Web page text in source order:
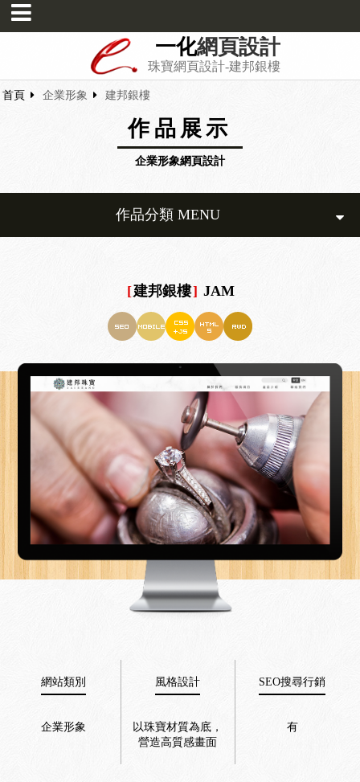
一化網頁設計
珠寶網頁設計-建邦銀樓
首頁 企業形象 建邦銀樓
作品展示
企業形象網頁設計
作品分類 MENU
[建邦銀樓] JAM
網站類別
企業形象
風格設計
以珠寶材質為底，
營造高質感畫面
SEO搜尋行銷
有